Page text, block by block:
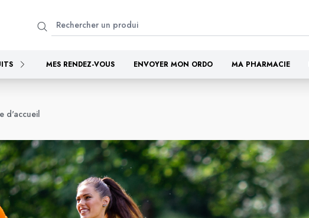
MES RENDEZ-VOUS ENVOYER MON ORDO MA PHARMACIE
d'accueil